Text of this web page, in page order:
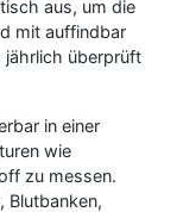
aus, um die
mit auffindbar
jährlich überprüft
in einer
wie
zu messen.
Blutbanken,